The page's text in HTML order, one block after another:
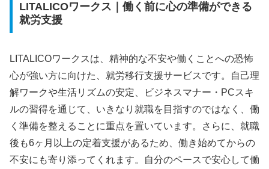
LITALICOワークス｜働く前に心の準備ができる
就労支援
LITALICOワークスは、精神的な不安や働くことへの恐怖
心が強い方に向けた、就労移行支援サービスです。自己理
解ワークや生活リズムの安定、ビジネスマナー・PCスキ
ルの習得を通じて、いきなり就職を目指すのではなく、働
く準備を整えることに重点を置いています。さらに、就職
後も6ヶ月以上の定着支援があるため、働き始めてからの
不安にも寄り添ってくれます。自分のペースで安心して働